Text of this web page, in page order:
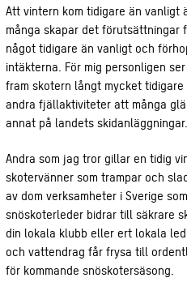
Att vintern kom tidigare än vanligt
många skapar det förutsättningar
något tidigare än vanligt och
intäkterna. För mig personligen
fram skotern långt mycket
andra fjällaktiviteter att många
annat på landets skidanläggningar.
Andra som jag tror gillar en tidig
skotervänner som trampar och
av dom verksamheter i Sverige
snöskoterleder bidrar till säkrare
din lokala klubb eller ert lokala
och vattendrag får frysa till
för kommande snöskotersäsong.